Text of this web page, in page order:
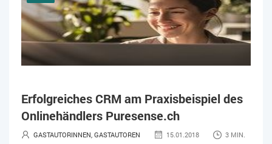
Erfolgreiches CRM am Praxisbeispiel des
Onlinehändlers Puresense.ch
GASTAUTORINNEN, GASTAUTOREN 15.01.2018 3 MIN.